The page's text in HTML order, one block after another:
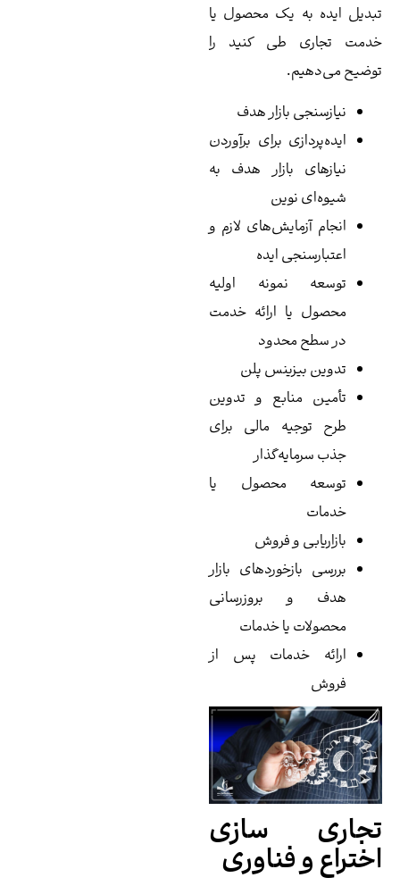
ایده به یک محصول یا
تجاری طی کنید را
می‌دهیم.
نیازسنجی بازار هدف
ایده‌پردازی برای برآوردن
نیازهای بازار هدف به
شیوه‌ای نوین
انجام آزمایش‌های لازم و
اعتبارسنجی ایده
توسعه نمونه اولیه
محصول یا ارائه خدمت
در سطح محدود
تدوین بیزینس پلن
تأمین منابع و تدوین
طرح توجیه مالی برای
جذب سرمایه‌گذار
توسعه محصول یا
خدمات
بازاریابی و فروش
بررسی بازخوردهای بازار
هدف و بروزرسانی
محصولات یا خدمات
ارائه خدمات پس از
فروش
سازی
و فناوری